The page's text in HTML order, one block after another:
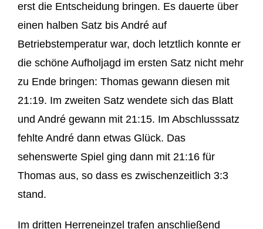
erst die Entscheidung bringen. Es dauerte über
einen halben Satz bis André auf
Betriebstemperatur war, doch letztlich konnte er
die schöne Aufholjagd im ersten Satz nicht mehr
zu Ende bringen: Thomas gewann diesen mit
21:19. Im zweiten Satz wendete sich das Blatt
und André gewann mit 21:15. Im Abschlusssatz
fehlte André dann etwas Glück. Das
sehenswerte Spiel ging dann mit 21:16 für
Thomas aus, so dass es zwischenzeitlich 3:3
stand.
Im dritten Herreneinzel trafen anschließend